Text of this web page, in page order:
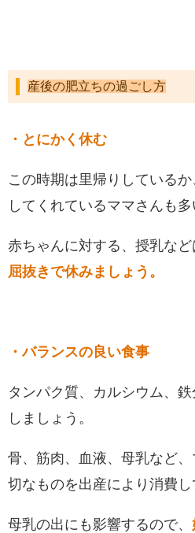
産後の肥立ちの過ごし方
・とにかく休む
この時期は里帰りしている
してくれているママさんも多
赤ちゃんに対する、授乳な
屈抜きで休みましょう。
・バランスの良い食事
タンパク質、カルシウム、
しましょう。
骨、筋肉、血液、母乳など
切なものを出産により消費し
母乳の出にも影響するので、